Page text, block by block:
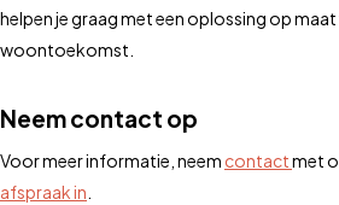
helpen je graag met een oplossing op
woontoekomst.
Neem contact op
Voor meer informatie, neem contactmet
afspraak in